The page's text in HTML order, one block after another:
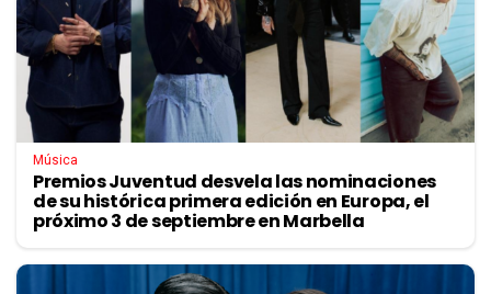
Música
Premios Juventud desvela las nominaciones
de su histórica primera edición en Europa, el
próximo 3 de septiembre en Marbella